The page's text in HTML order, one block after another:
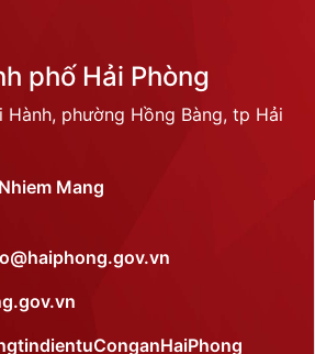
phố Hải Phòng
phường Hồng Bàng, tp Hải